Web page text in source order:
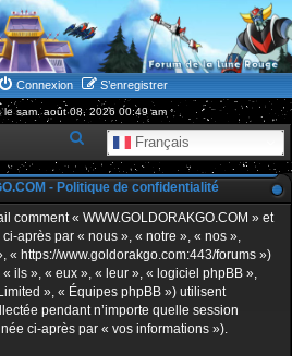
Connexion S’enregistrer
le sam. août 08, 2026 00:49 am
Français
e
c
h
e
c
- Politique de confidentialité
comment « WWW.GOLDORAKGO.COM » et
après par « nous », « notre », « nos »,
« https://www.goldorakgo.com:443/forums »)
ils », « eux », « leur », « logiciel phpBB »,
», « Équipes phpBB ») utilisent
pendant n’importe quelle session
ci-après par « vos informations »).